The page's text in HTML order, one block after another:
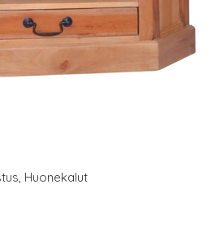
, Huonekalut